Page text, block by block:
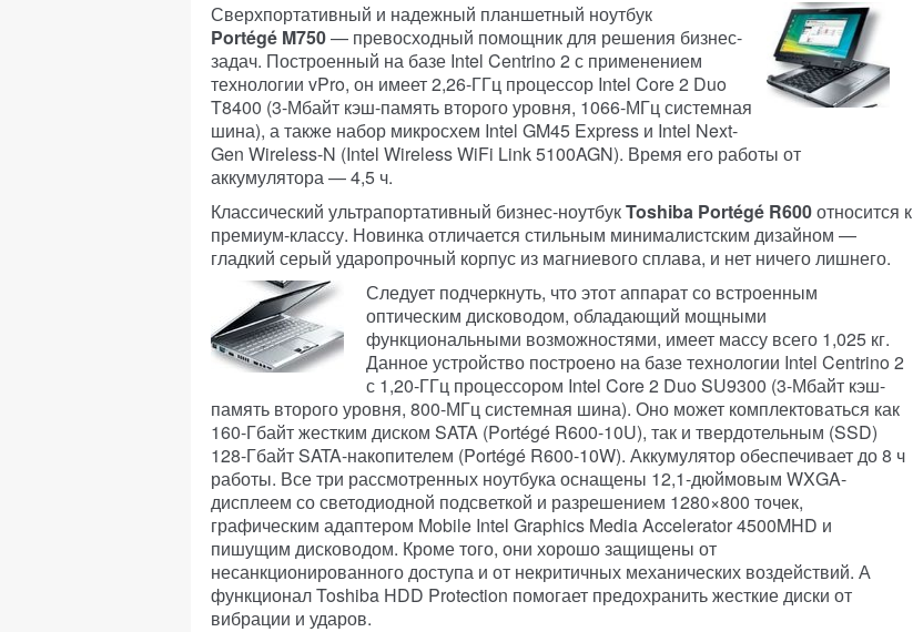
Сверхпортативный и надежный планшетный ноутбук
Portégé M750— превосходный помощник для решения бизнес-
задач. Построенный на базе Intel Centrino 2 с применением
технологии vPro, он имеет 2,26-ГГц процессор Intel Core 2 Duo
T8400 (3-Мбайт кэш-память второго уровня, 1066-МГц системная
шина), а также набор микросхем Intel GM45 Express и Intel Next-
Gen Wireless-N (Intel Wireless WiFi Link 5100AGN). Время его работы от
аккумулятора — 4,5 ч.
Классический ультрапортативный бизнес-ноутбукToshiba Portégé R600относится к
премиум-классу. Новинка отличается стильным минималистским дизайном —
гладкий серый ударопрочный корпус из магниевого сплава, и нет ничего лишнего.
Следует подчеркнуть, что этот аппарат со встроенным
оптическим дисководом, обладающий мощными
функциональными возможностями, имеет массу всего 1,025 кг.
Данное устройство построено на базе технологии Intel Centrino 2
с 1,20-ГГц процессором Intel Core 2 Duo SU9300 (3-Мбайт кэш-
память второго уровня, 800-МГц системная шина). Оно может комплектоваться как
160-Гбайт жестким диском SATA (Portégé R600-10U), так и твердотельным (SSD)
128-Гбайт SATA-накопителем (Portégé R600-10W). Аккумулятор обеспечивает до 8 ч
работы. Все три рассмотренных ноутбука оснащены 12,1-дюймовым WXGA-
дисплеем со светодиодной подсветкой и разрешением 1280×800 точек,
графическим адаптером Mobile Intel Graphics Media Accelerator 4500MHD и
пишущим дисководом. Кроме того, они хорошо защищены от
несанкционированного доступа и от некритичных механических воздействий. А
функционал Toshiba HDD Protection помогает предохранить жесткие диски от
вибрации и ударов.